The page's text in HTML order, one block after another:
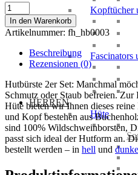
Kopftücher
Fascinators
HERREN
Hüte
Hutbürste
2er
Set
Menge
In den Warenkorb
Artikelnummer: fh_hb0003
Beschreibung
Rezensionen (0)
Hutbürste 2er Set: Manchmal
Schmutz oder Staub befreien.
Hüte bieten wir Ihnen dieses
und Kopf bestehen aus
sind 100% Wildschweinborsten,
passt sich ideal der Hutform an.
bestellt werden – in hell und